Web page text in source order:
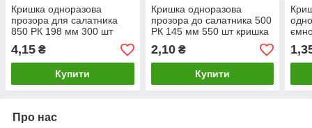
Кришка одноразова
прозора для салатника
850 РК 198 мм 300 шт
кришка для контейнера
850 BL
4,15 ₴
Купити
Кришка одноразова
прозора до салатника 500
РК 145 мм 550 шт кришка
для контейнера 510 BL
2,10₴
Купити
Про нас